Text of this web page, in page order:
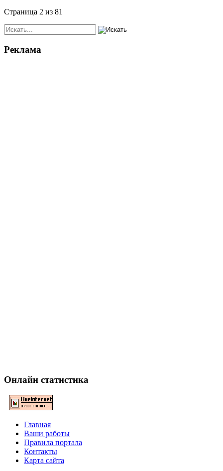
Страница 2 из 81
Реклама
Онлайн статистика
Главная
Ваши работы
Правила портала
Контакты
Карта сайта